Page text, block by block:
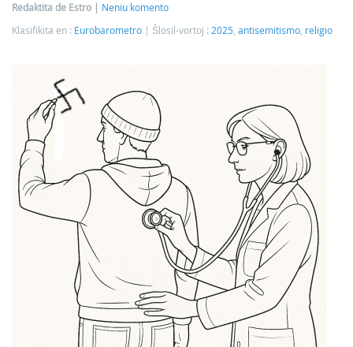
Redaktita de Estro
Neniu komento
Klasifikita en : Eurobarometro Ŝlosil-vortoj : 2025, antisemitismo, religio